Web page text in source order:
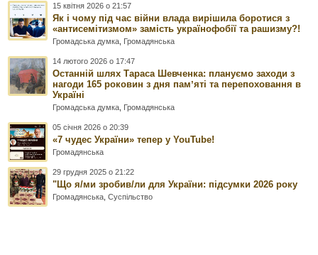
15 квітня 2026 о 21:57
Як і чому під час війни влада вирішила боротися з
«антисемітизмом» замість українофобії та рашизму?!
Громадська думка Громадянська
14 лютого 2026 о 17:47
Останній шлях Тараса Шевченка: плануємо заходи з
нагоди 165 роковин з дня памʼяті та перепоховання в
Україні
Громадська думка Громадянська
05 січня 2026 о 20:39
«7 чудес України» тепер у YouTube!
Громадянська
29 грудня 2025 о 21:22
"Що я/ми зробив/ли для України: підсумки 2026 року
Громадянська ,Суспільство